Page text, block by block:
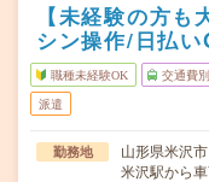
【未経験の方
シン操作/日払い
職種未経験OK 交通費
派遣
勤務地
山形県米沢市
米沢駅から